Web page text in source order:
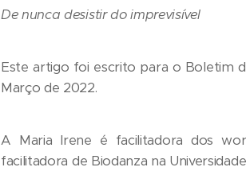
De nunca desistir do imprevisível
Este artigo foi escrito para o Boletim
Março de 2022.
A Maria Irene é facilitadora dos
facilitadora de Biodanza na